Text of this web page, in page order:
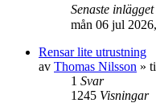
Senaste inlägget
mån 06 jul
Rensar lite utrustning
av Thomas Nilsson »
1 Svar
1245 Visningar